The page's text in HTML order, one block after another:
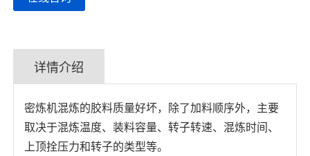
详情介绍
密炼机混炼的胶料质量好坏，除了加料顺序外，主要
取决于混炼温度、装料容量、转子转速、混炼时间、
上顶拴压力和转子的类型等。